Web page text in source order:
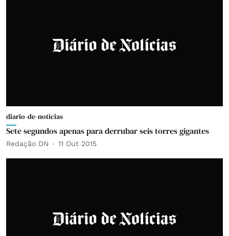
diario-de-noticias
Sete segundos apenas para derrubar seis torres gigantes
Redação DN 11 Out 2015